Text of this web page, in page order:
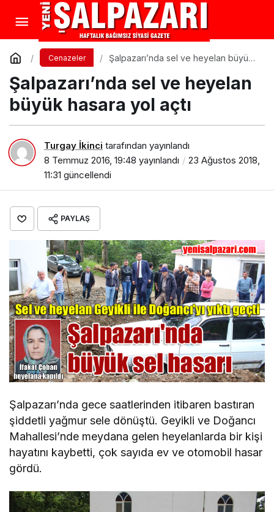
Cenazeler
Şalpazarı’nda sel ve heyelan büyük
Şalpazarı’nda sel ve heyelan
büyük hasara yol açtı
Turgay İkinci tarafından yayınlandı
8 Temmuz 2016, 19:48 yayınlandı
23 Ağustos 2018,
11:31 güncellendi
PAYLAŞ
Şalpazarı’nda gece saatlerinden itibaren bastıran
şiddetli yağmur sele dönüştü. Geyikli ve Doğancı
Mahallesi’nde meydana gelen heyelanlarda bir kişi
hayatını kaybetti, çok sayıda ev ve otomobil hasar
gördü.